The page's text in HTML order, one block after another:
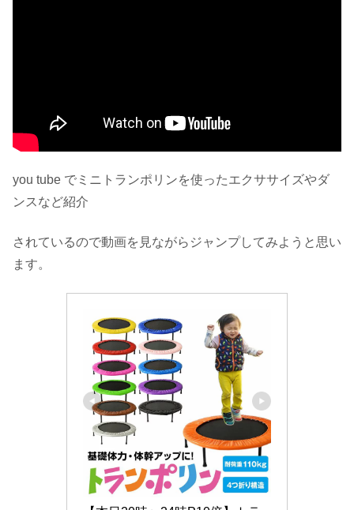
you tube でミニトランポリンを使ったエクササイズやダ
ンスなど紹介
されているので動画を見ながらジャンプしてみようと思い
ます。